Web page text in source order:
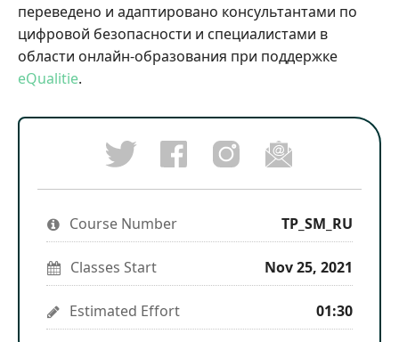
переведено и адаптировано консультантами по
цифровой безопасности и специалистами в
области онлайн-образования при поддержке
eQualitie.
Tweet
that
enrolled
in
this
course
Post
aFacebook
message
you've
enrolled
course
Follow
us
on
Instagram
stay
updated
Email
someone
to
say
enrolled
in
this
course
Course Number TP_SM_RU
Classes Start Nov 25, 2021
Estimated Effort 01:30